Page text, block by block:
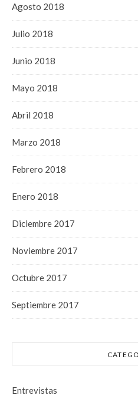
Agosto 2018
Julio 2018
Junio 2018
Mayo 2018
Abril 2018
Marzo 2018
Febrero 2018
Enero 2018
Diciembre 2017
Noviembre 2017
Octubre 2017
Septiembre 2017
Entrevistas